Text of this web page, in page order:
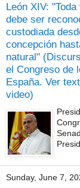
León XIV:
debe ser
custodiada
concepción
natural"
el Congreso de
España. Ver
video)
Sunday, June 7,